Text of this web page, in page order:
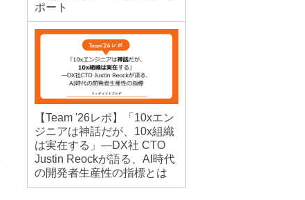
ポート
【Team '26レポ】「10xエン
ジニアは神話だが、10x組織
は実在する」―DX社 CTO
Justin Reockが語る、AI時代
の開発者生産性の指標とは